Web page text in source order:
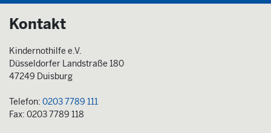
Kontakt
Kindernothilfe e.V.
Düsseldorfer Landstraße 180
47249 Duisburg
Telefon: 0203 7789 111
Fax: 0203 7789 118